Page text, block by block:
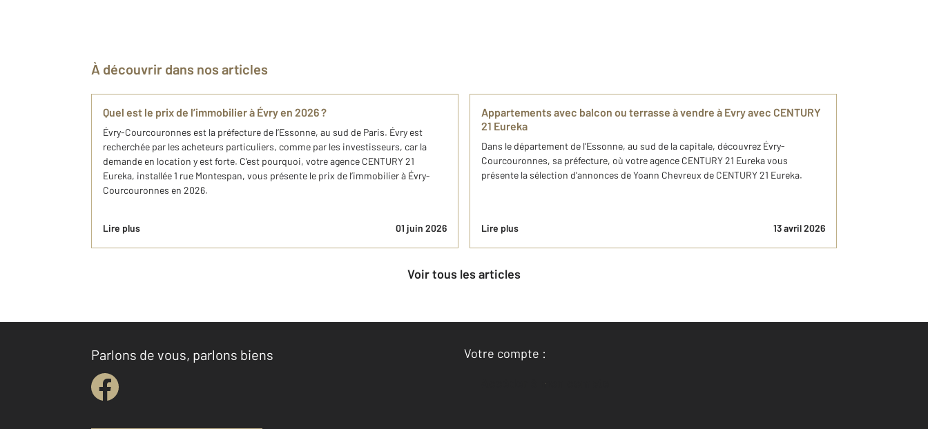
À découvrir dans nos articles
Quel est le prix de l’immobilier à ​Évry en 2026 ?
Évry-Courcouronnes est la préfecture de l’Essonne, au sud de Paris. Évry est
recherchée par les acheteurs particuliers, comme par les investisseurs, car la
demande en location y est forte. C’est pourquoi, votre agence CENTURY 21
Eureka, installée 1 rue Montespan, vous présente le prix de l’immobilier à Évry-
Courcouronnes en 2026.
Lire plus 01 juin 2026
Appartements avec balcon ou terrasse à vendre à Evry avec CENTURY
21 Eureka
Dans le département de l’Essonne, au sud de la capitale, découvrez Évry-
Courcouronnes, sa préfecture, où votre agence CENTURY 21 Eureka vous
présente la sélection d'annonces de Yoann Chevreux de CENTURY 21 Eureka.
Lire plus 13 avril 2026
Voir tous les articles
Parlons de vous, parlons biens
Votre compte :
Accéder à mon compte